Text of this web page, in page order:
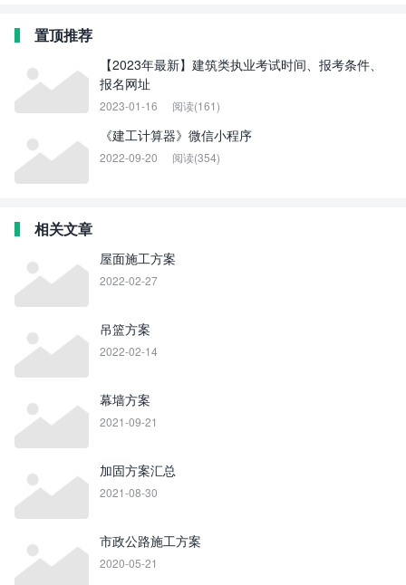
置顶推荐
【2023年最新】建筑类执业考试时间、报考条件、
报名网址
2023-01-16 阅读(161)
《建工计算器》微信小程序
2022-09-20 阅读(354)
相关文章
屋面施工方案
2022-02-27
吊篮方案
2022-02-14
幕墙方案
2021-09-21
加固方案汇总
2021-08-30
市政公路施工方案
2020-05-21